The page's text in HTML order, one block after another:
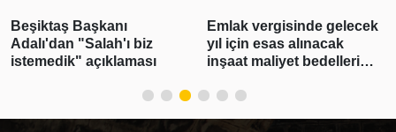
Beşiktaş Başkanı
Adalı'dan "Salah'ı biz
istemedik" açıklaması
Emlak vergisinde gelecek
yıl için esas alınacak
inşaat maliyet bedelleri